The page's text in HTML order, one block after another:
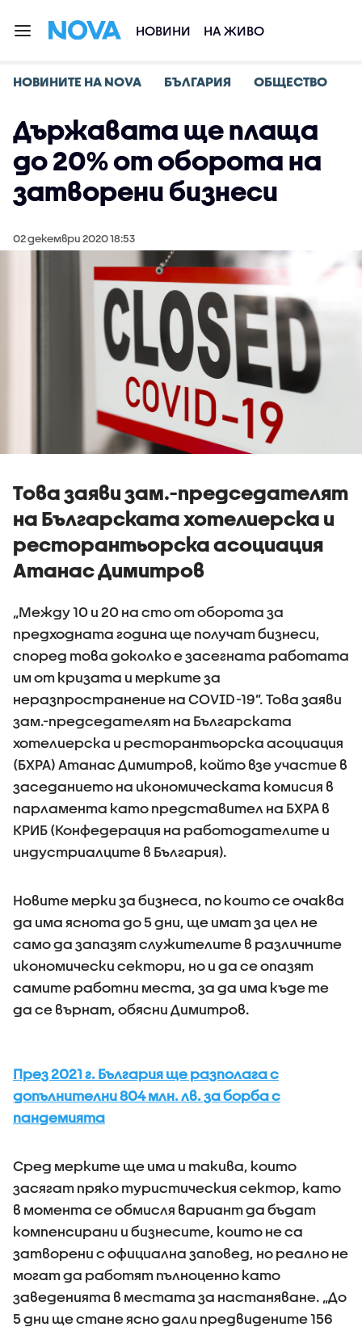
НОВИНИ НА ЖИВО
НОВИНИТЕ НА NOVA БЪЛГАРИЯ ОБЩЕСТВО
Държавата ще плаща
до 20% от оборота на
затворени бизнеси
02 декември 2020 18:53
Това заяви зам.-председателят
на Българската хотелиерска и
ресторантьорска асоциация
Атанас Димитров
„Между 10 и 20 на сто от оборота за
предходната година ще получат бизнеси,
според това доколко е засегната работата
им от кризата и мерките за
неразпространение на COVID-19”. Това заяви
зам.-председателят на Българската
хотелиерска и ресторантьорска асоциация
(БХРА) Атанас Димитров, който взе участие в
заседанието на икономическата комисия в
парламента като представител на БХРА в
КРИБ (Конфедерация на работодателите и
индустриалците в България).
Новите мерки за бизнеса, по които се очаква
да има яснота до 5 дни, ще имат за цел не
само да запазят служителите в различните
икономически сектори, но и да се опазят
самите работни места, за да има къде те
да се върнат, обясни Димитров.
През 2021 г. България ще разполага с
допълнителни 804 млн. лв. за борба с
пандемията
Сред мерките ще има и такива, които
засягат пряко туристическия сектор, като
в момента се обмисля вариант да бъдат
компенсирани и бизнесите, които не са
затворени с официална заповед, но реално не
могат да работят пълноценно като
заведенията в местата за настаняване. „До
5 дни ще стане ясно дали предвидените 156